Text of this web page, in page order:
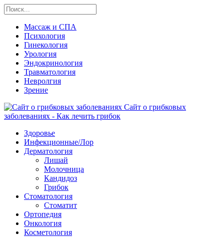
Массаж и СПА
Психология
Гинекология
Урология
Эндокринология
Травматология
Невролгия
Зрение
Сайт о грибковых
заболеваниях - Как лечить грибок
Здоровье
Инфекционные/Лор
Дерматология
Лишай
Молочница
Кандидоз
Грибок
Стоматология
Стоматит
Ортопедия
Онкология
Косметология